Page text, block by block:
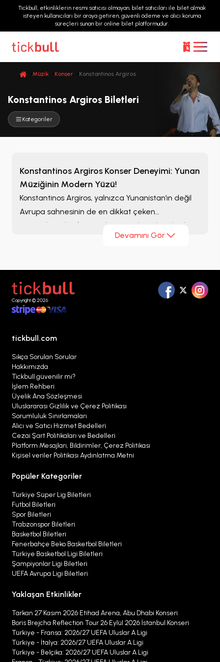
Tickbull, etkinliklerin resmi satıcısı olmayan; bilet satıcıları ile bilet almak
isteyen kullanıcıları bir araya getiren, güvenli ödeme ve alıcı koruma
süreçleri sunan bir online bilet platformudur.
Müzik Konser Konstantinos Argiros
Konstantinos Argiros Biletleri
Kategoriler
Konstantinos Argiros Konser Deneyimi: Yunan
Müziğinin Modern Yüzü!
Konstantinos Argiros, yalnızca Yunanistan’ın değil
Avrupa sahnesinin de en dikkat çeken
sanatçılarından biri. Modern pop ile geleneksel
laiko müziğini harmanlayan tarzı, onu uluslararası
biletleri
nizi kolay ve güvenilir bir şekilde satın
alabilirsiniz.
Devamını Gör
Copyright © 2026
tickbull.com
Sıkça Sorulan Sorular
Hakkımızda
Tickbull güvenilir mi?
İşlem Rehberi
Üyelik Ana Sözleşmesi
Uluslararası Gizlilik ve Çerez Politikası
Sorumluluk Sınırlamaları
Alıcı ve Satıcı Hizmet Bedelleri
Cezai Şart Politikaları ve Bedelleri
Platform Mesajları, Bildirimler, Çerez Politikası
Kişisel veriler Politikası Aydınlatma Metni
Popüler Kategoriler
Türkiye Süper Lig Biletleri
Futbol Biletleri
Spor Biletleri
Trabzonspor Biletleri
Basketbol Biletleri
Fenerbahçe Beko Basketbol Biletleri
Türkiye Basketbol Ligi Biletleri
Şampiyonlar Ligi Biletleri
UEFA Avrupa Ligi Biletleri
Yaklaşan Etkinlikler
Tarkan 27 Kasım 2026 Etihad Arena, Abu Dhabi Konseri
Boris Brejcha Reflection Tour 26 Eylül 2026 İstanbul Konseri
Türkiye - Fransa: 2026/27 UEFA Uluslar A Ligi
Türkiye - İtalya: 2026/27 UEFA Uluslar A Ligi
Türkiye - Belçika: 2026/27 UEFA Uluslar A Ligi